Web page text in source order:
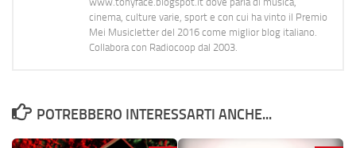
cinema, culture varie, sport e con cui ha vinto il Premio
Mei Musicletter del 2016 come miglior blog italiano.
Collabora con Radiocoop dal 2003.
POTREBBERO INTERESSARTI ANCHE...